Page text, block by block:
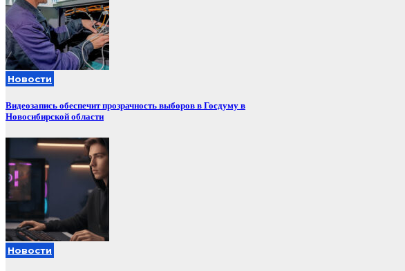
Новости
Видеозапись обеспечит прозрачность выборов в Госдуму в
Новосибирской области
Новости